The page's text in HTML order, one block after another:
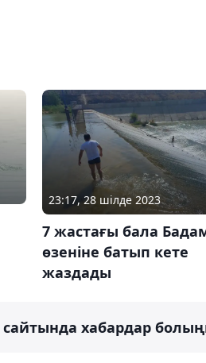
23:17, 28 шілде 2023
7 жастағы бала
өзеніне батып кете
жаздады
хабардар